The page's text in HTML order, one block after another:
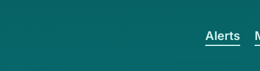
Alerts